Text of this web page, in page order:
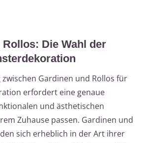
Die Wahl der
zwischen Gardinen und Rollos für
erfordert eine genaue
und ästhetischen
Zuhause passen. Gardinen und
sich erheblich in der Art ihrer